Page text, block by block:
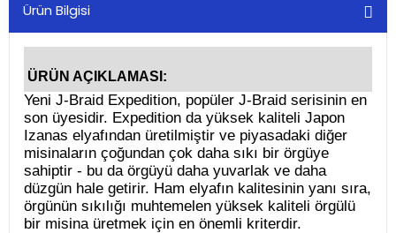
Ürün Bilgisi
ÜRÜN AÇIKLAMASI:
Yeni J-Braid Expedition, popüler J-Braid serisinin en
son üyesidir. Expedition da yüksek kaliteli Japon
Izanas elyafından üretilmiştir ve piyasadaki diğer
misinaların çoğundan çok daha sıkı bir örgüye
sahiptir - bu da örgüyü daha yuvarlak ve daha
düzgün hale getirir. Ham elyafın kalitesinin yanı sıra,
örgünün sıkılığı muhtemelen yüksek kaliteli örgülü
bir misina üretmek için en önemli kriterdir.